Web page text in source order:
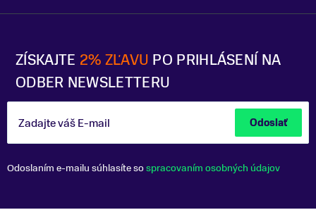
ZÍSKAJTE 2% ZĽAVU PO PRIHLÁSENÍ NA
ODBER NEWSLETTERU
Zadajte váš E-mail Odoslať
Odoslaním e-mailu súhlasíte sospracovaním osobných údajov